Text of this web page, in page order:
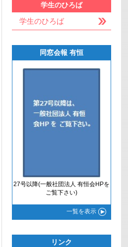
学生のひろば
学生のひろば
同窓会報 有恒
27号以降(一般社団法人 有恒会HPを
ご覧下さい)
一覧を表示
リンク